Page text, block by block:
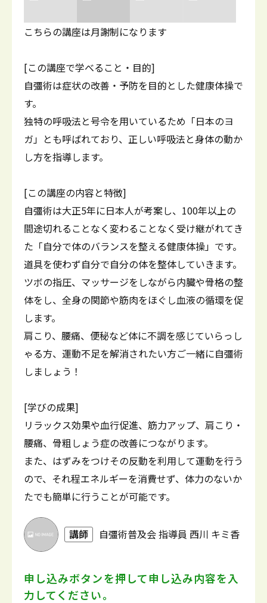
こちらの講座は月謝制になります
[この講座で学べること・目的]
自彊術は症状の改善・予防を目的とした健康体操で
す。
独特の呼吸法と号令を用いているため「日本のヨ
ガ」とも呼ばれており、正しい呼吸法と身体の動か
し方を指導します。
[この講座の内容と特徴]
自彊術は大正5年に日本人が考案し、100年以上の
間途切れることなく変わることなく受け継がれてき
た「自分で体のバランスを整える健康体操」です。
道具を使わず自分で自分の体を整体していきます。
ツボの指圧、マッサージをしながら内臓や骨格の整
体をし、全身の関節や筋肉をほぐし血液の循環を促
します。
肩こり、腰痛、便秘など体に不調を感じていらっし
ゃる方、運動不足を解消されたい方ご一緒に自彊術
しましょう！
[学びの成果]
リラックス効果や血行促進、筋力アップ、肩こり・
腰痛、骨粗しょう症の改善につながります。
また、はずみをつけその反動を利用して運動を行う
ので、それ程エネルギーを消費せず、体力のないか
たでも簡単に行うことが可能です。
講師 自彊術普及会 指導員 西川 キミ香
申し込みボタンを押して申し込み内容を入
力してください。